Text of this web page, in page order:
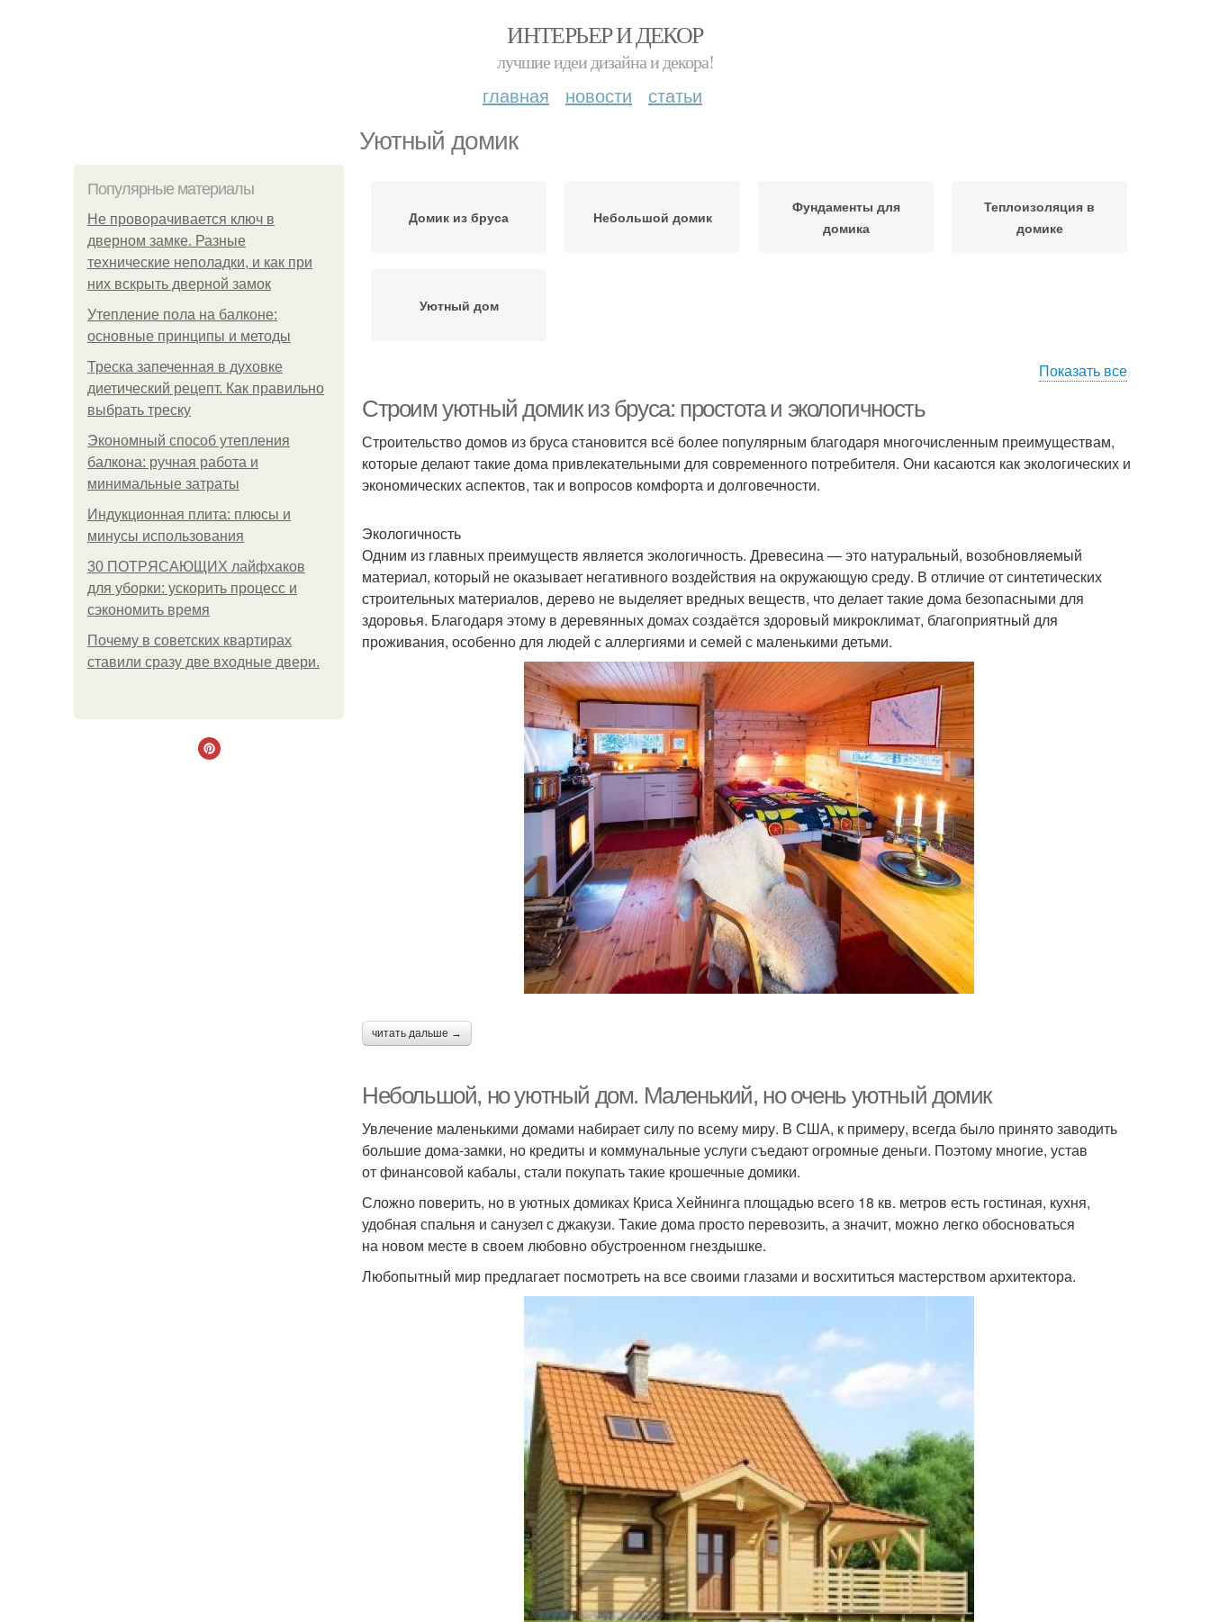
ИНТЕРЬЕР И ДЕКОР
лучшие идеи дизайна и декора!
главная новости статьи
Уютный домик
Популярные материалы
Не проворачивается ключ в
дверном замке. Разные
технические неполадки, и как при
них вскрыть дверной замок
Утепление пола на балконе:
основные принципы и методы
Треска запеченная в духовке
диетический рецепт. Как правильно
выбрать треску
Экономный способ утепления
балкона: ручная работа и
минимальные затраты
Индукционная плита: плюсы и
минусы использования
30 ПОТРЯСАЮЩИХ лайфхаков
для уборки: ускорить процесс и
сэкономить время
Почему в советских квартирах
ставили сразу две входные двери.
Домик из бруса Небольшой домик
Фундаменты для
домика
Теплоизоляция в
домике
Уютный дом
Показать все
Строим уютный домик из бруса: простота и экологичность
Строительство домов из бруса становится всё более популярным благодаря многочисленным преимуществам,
которые делают такие дома привлекательными для современного потребителя. Они касаются как экологических и
экономических аспектов, так и вопросов комфорта и долговечности.
Экологичность
Одним из главных преимуществ является экологичность. Древесина — это натуральный, возобновляемый
материал, который не оказывает негативного воздействия на окружающую среду. В отличие от синтетических
строительных материалов, дерево не выделяет вредных веществ, что делает такие дома безопасными для
здоровья. Благодаря этому в деревянных домах создаётся здоровый микроклимат, благоприятный для
проживания, особенно для людей с аллергиями и семей с маленькими детьми.
читать дальше →
Небольшой, но уютный дом. Маленький, но очень уютный домик
Увлечение маленькими домами набирает силу по всему миру. В США, к примеру, всегда было принято заводить
большие дома-замки, но кредиты и коммунальные услуги съедают огромные деньги. Поэтому многие, устав
от финансовой кабалы, стали покупать такие крошечные домики.
Сложно поверить, но в уютных домиках Криса Хейнинга площадью всего 18 кв. метров есть гостиная, кухня,
удобная спальня и санузел с джакузи. Такие дома просто перевозить, а значит, можно легко обосноваться
на новом месте в своем любовно обустроенном гнездышке.
Любопытный мир предлагает посмотреть на все своими глазами и восхититься мастерством архитектора.